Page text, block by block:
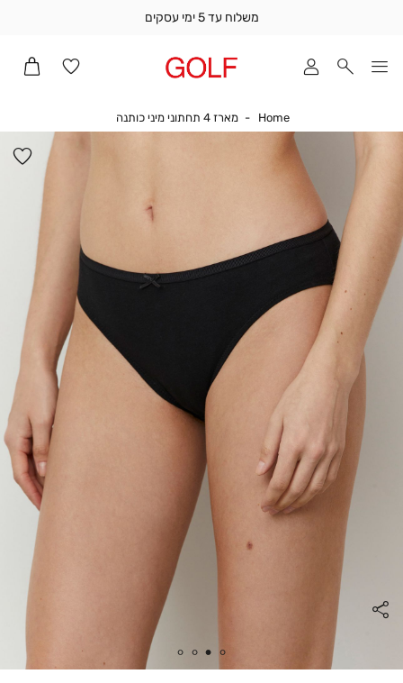
מכירה
משלוח עד 5 ימי עסקים
Home
Homeמארז 4 תחתוני מיני כותנה